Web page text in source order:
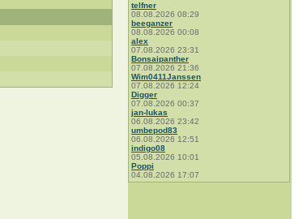
telfner
08.08.2026 08:29
beeganzer
08.08.2026 00:08
alex
07.08.2026 23:31
Bonsaipanther
07.08.2026 21:36
Wim0411Janssen
07.08.2026 12:24
Digger
07.08.2026 00:37
jan-lukas
06.08.2026 23:42
umbepod83
06.08.2026 12:51
indigo08
05.08.2026 10:01
Poppi
04.08.2026 17:07